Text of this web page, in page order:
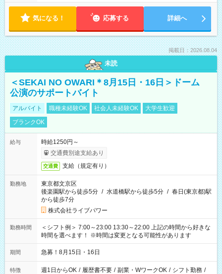
気になる！ 応募する 詳細へ
掲載日：2026.08.04
未読
＜SEKAI NO OWARI＊8月15日・16日＞ドーム
公演のサポートバイト
アルバイト 職種未経験OK 社会人未経験OK
大学生歓迎
ブランクOK
給与
時給1250円～
交通費別途支給あり
交通費 支給（規定有り）
勤務地
東京都文京区
後楽園駅から徒歩5分 / 水道橋駅から徒歩5分 / 春日(東京都)駅
から徒歩7分
株式会社ライブパワー
勤務時間
＜シフト例＞ 7:00～23:00 13:30～22:00 上記の時間から好きな
時間を選べます！ ※時間は変更となる可能性があります
期間 急募！8月15日・16日
特徴 週1日からOK / 履歴書不要 / 副業・WワークOK / シフト勤務 /